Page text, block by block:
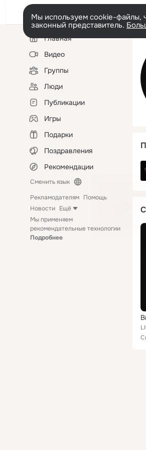
Мы используем cookie-файлы,
законный представитель.
Левая
колонкаГлавная
Видео
Группы
Люди
Публикации
Игры
Подарки
Поздравления
Рекомендации
Сменить язык
Рекламодателям Помощь
Новости Ещё
Мы применяем
рекомендательные технологии
Подробнее